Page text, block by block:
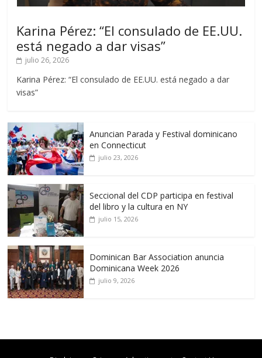
Karina Pérez: “El consulado de EE.UU.
está negado a dar visas”
julio 26, 2026
Karina Pérez: “El consulado de EE.UU. está negado a dar
visas”
Anuncian Parada y Festival dominicano
en Connecticut
julio 23, 2026
Seccional del CDP participa en festival
del libro y la cultura en NY
julio 15, 2026
Dominican Bar Association anuncia
Dominicana Week 2026
julio 9, 2026